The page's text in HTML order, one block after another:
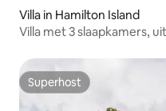
Villa in Hamilton Island
Villa met 3 slaapkamers,
Superhost
Superhost